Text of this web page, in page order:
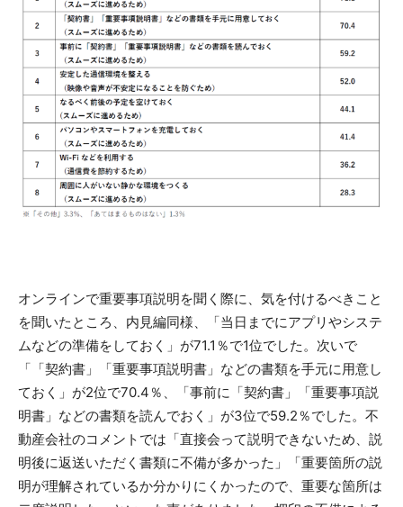
オンラインで重要事項説明を聞く際に、気を付けるべきこと
を聞いたところ、内見編同様、「当日までにアプリやシステ
ムなどの準備をしておく」が71.1％で1位でした。次いで
「「契約書」「重要事項説明書」などの書類を手元に用意し
ておく」が2位で70.4％、「事前に「契約書」「重要事項説
明書」などの書類を読んでおく」が3位で59.2％でした。不
動産会社のコメントでは「直接会って説明できないため、説
明後に返送いただく書類に不備が多かった」「重要箇所の説
明が理解されているか分かりにくかったので、重要な箇所は